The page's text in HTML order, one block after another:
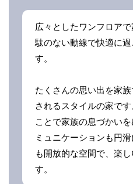
広々としたワンフロア
駄のない動線で快適に
す。
たくさんの思い出を家
されるスタイルの家で
ことで家族の息づかい
ミュニケーションも円
も開放的な空間で、楽
す。